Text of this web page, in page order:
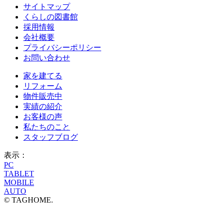
サイトマップ
くらしの図書館
採用情報
会社概要
プライバシーポリシー
お問い合わせ
家を建てる
リフォーム
物件販売中
実績の紹介
お客様の声
私たちのこと
スタッフブログ
表示：
PC
TABLET
MOBILE
AUTO
© TAGHOME.